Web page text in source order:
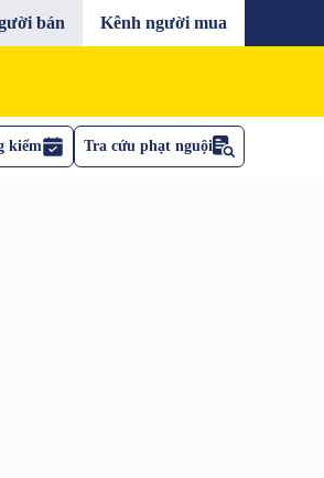
bán Kênh người mua
kiểm Tra cứu phạt nguội